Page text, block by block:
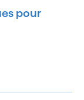
pour